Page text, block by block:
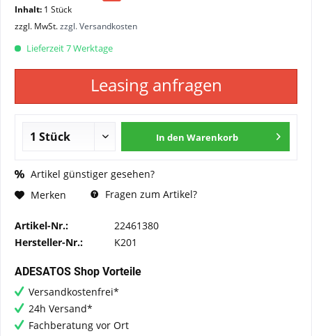
Inhalt: 1 Stück
zzgl. MwSt.zzgl. Versandkosten
Lieferzeit 7 Werktage
Leasing anfragen
In den Warenkorb
Artikel günstiger gesehen?
Merken
Fragen zum Artikel?
Artikel-Nr.:
22461380
Hersteller-Nr.:
K201
ADESATOS Shop Vorteile
Versandkostenfrei*
24h Versand*
Fachberatung vor Ort